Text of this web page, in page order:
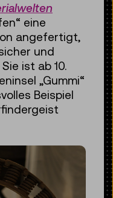
eine
angefertigt,
und
ist ab 10.
„Gummi“
Beispiel